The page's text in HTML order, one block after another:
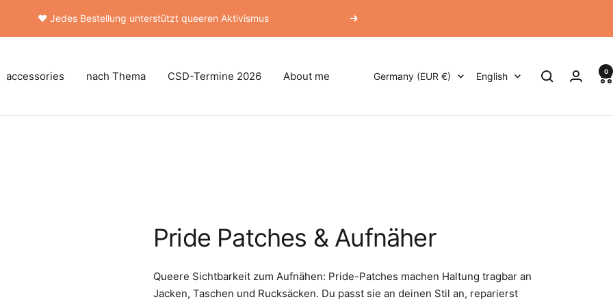
❤️ Jedes Bestellung unterstützt queeren Aktivismus Next
accessories nach Thema CSD-Termine 2026 About me
Country/region
Germany (EUR €) Language
English 0
Pride Patches & Aufnäher
Queere Sichtbarkeit zum Aufnähen: Pride-Patches machen Haltung tragbar an
Jacken, Taschen und Rucksäcken. Du passt sie an deinen Stil an, reparierst